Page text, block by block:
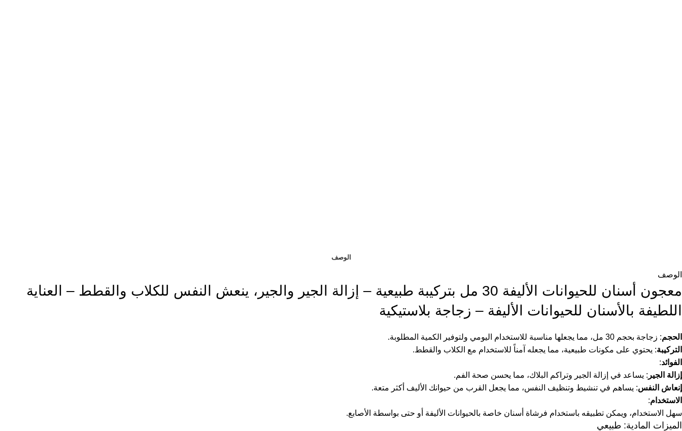
الوصف
الوصف
معجون أسنان للحيوانات الأليفة 30 مل بتركيبة طبيعية – إزالة الجير والجير، ينعش النفس للكلاب والقطط – العناية
اللطيفة بالأسنان للحيوانات الأليفة – زجاجة بلاستيكية
الحجم: زجاجة بحجم 30 مل، مما يجعلها مناسبة للاستخدام اليومي ولتوفير الكمية المطلوبة.
التركيبة: يحتوي على مكونات طبيعية، مما يجعله آمناً للاستخدام مع الكلاب والقطط.
الفوائد:
إزالة الجير : يساعد في إزالة الجير وتراكم البلاك، مما يحسن صحة الفم.
إنعاش النفس: يساهم في تنشيط وتنظيف النفس، مما يجعل القرب من حيوانك الأليف أكثر متعة.
الاستخدام:
سهل الاستخدام، ويمكن تطبيقه باستخدام فرشاة أسنان خاصة بالحيوانات الأليفة أو حتى بواسطة الأصابع.
الميزات المادية: طبيعي